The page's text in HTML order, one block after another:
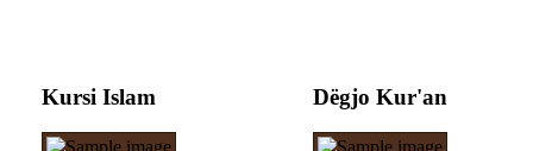
Kursi Islam Dëgjo Kur'an